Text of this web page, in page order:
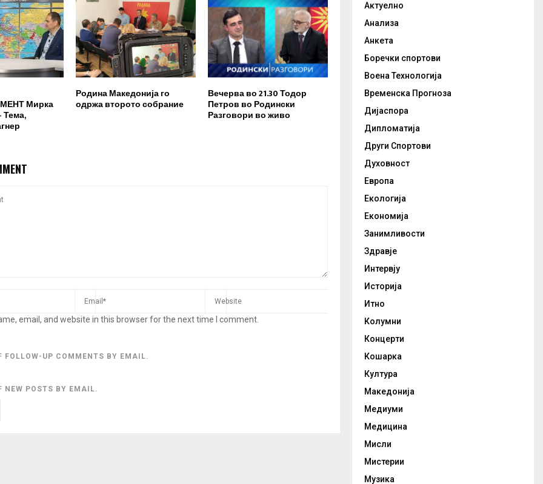
Мирка
Тема,
Родина Македонија го
одржа второто собрание
Вечерва во 21.30 Тодор
Петров во Родински
Разговори во живо
email, and website in this browser for the next time I comment.
FOLLOW-UP COMMENTS BY EMAIL.
NEW POSTS BY EMAIL.
Актуелно
Анализа
Анкета
Боречки спортови
Воена Технологија
Временска Прогноза
Дијаспора
Дипломатија
Други Спортови
Духовност
Европа
Екологија
Економија
Занимливости
Здравје
Интервју
Историја
Итно
Колумни
Концерти
Кошарка
Култура
Македонија
Медиуми
Медицина
Мисли
Мистерии
Музика